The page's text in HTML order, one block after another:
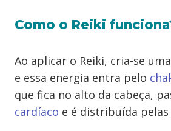
Como o Reiki
Ao aplicar o Reiki, cria-se
e essa energia entra pelo
que fica no alto da cabeça,
cardíaco e é distribuída pelas